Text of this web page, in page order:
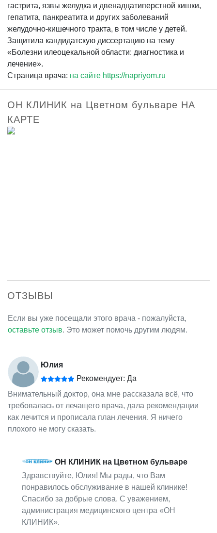
гастрита, язвы желудка и двенадцатиперстной кишки,
гепатита, панкреатита и других заболеваний
желудочно-кишечного тракта, в том числе у детей.
Защитила кандидатскую диссертацию на тему
«Болезни илеоцекальной области: диагностика и
лечение».
Страница врача: на сайте https://napriyom.ru
ОН КЛИНИК на Цветном бульваре НА
КАРТЕ
ОТЗЫВЫ
Если вы уже посещали этого врача - пожалуйста,
оставьте отзыв. Это может помочь другим людям.
Юлия
Рекомендует: Да
Внимательный доктор, она мне рассказала всё, что
требовалась от лечащего врача, дала рекомендации
как лечится и прописала план лечения. Я ничего
плохого не могу сказать.
ОН КЛИНИК на Цветном бульваре
Здравствуйте, Юлия! Мы рады, что Вам
понравилось обслуживание в нашей клинике!
Спасибо за добрые слова. С уважением,
администрация медицинского центра «ОН
КЛИНИК».